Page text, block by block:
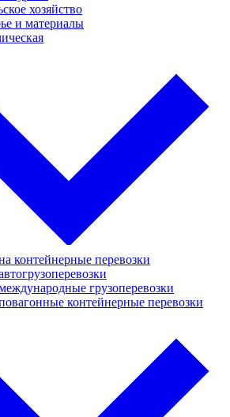
хозяйство
и материалы
контейнерные перевозки
грузоперевозки
контейнерные перевозки